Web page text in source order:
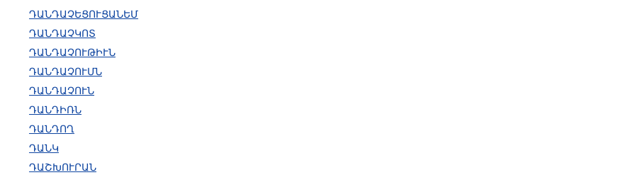
ԴԱՆԴԱՉԵՑՈՒՑԱՆԵՄ
ԴԱՆԴԱՉԿՈՏ
ԴԱՆԴԱՉՈՒԹԻՒՆ
ԴԱՆԴԱՉՈՒՄՆ
ԴԱՆԴԱՉՈՒՆ
ԴԱՆԴԻՌՆ
ԴԱՆԴՈՂ
ԴԱՆԿ
ԴԱՇԽՈՒՐԱՆ